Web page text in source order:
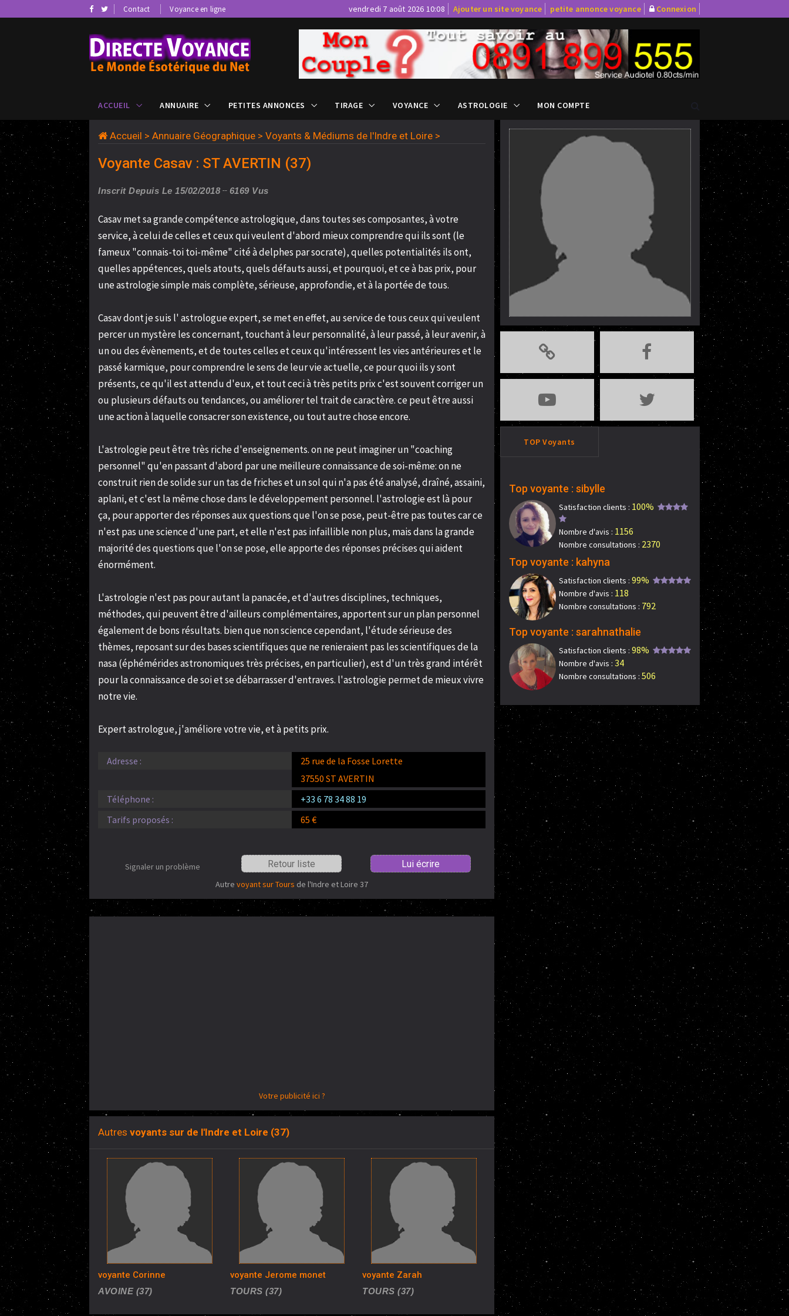
Contact Voyance en ligne vendredi 7 août 2026 10:08 Ajouter un site voyance petite annonce voyance Connexion
ACCUEIL ANNUAIRE PETITES ANNONCES TIRAGE VOYANCE ASTROLOGIE MON COMPTE
Accueil > Annuaire Géographique > Voyants & Médiums de l'Indre et Loire >
Voyante Casav : ST AVERTIN (37)
Inscrit Depuis Le 15/02/2018 6169 Vus
Casav met sa grande compétence astrologique, dans toutes ses composantes, à votre
service, à celui de celles et ceux qui veulent d'abord mieux comprendre qui ils sont (le
fameux "connais-toi toi-même" cité à delphes par socrate), quelles potentialités ils ont,
quelles appétences, quels atouts, quels défauts aussi, et pourquoi, et ce à bas prix, pour
une astrologie simple mais complète, sérieuse, approfondie, et à la portée de tous.
Casav dont je suis l' astrologue expert, se met en effet, au service de tous ceux qui veulent
percer un mystère les concernant, touchant à leur personnalité, à leur passé, à leur avenir, à
un ou des évènements, et de toutes celles et ceux qu'intéressent les vies antérieures et le
passé karmique, pour comprendre le sens de leur vie actuelle, ce pour quoi ils y sont
présents, ce qu'il est attendu d'eux, et tout ceci à très petits prix c'est souvent corriger un
ou plusieurs défauts ou tendances, ou améliorer tel trait de caractère. ce peut être aussi
une action à laquelle consacrer son existence, ou tout autre chose encore.
L'astrologie peut être très riche d'enseignements. on ne peut imaginer un "coaching
personnel" qu'en passant d'abord par une meilleure connaissance de soi-même: on ne
construit rien de solide sur un tas de friches et un sol qui n'a pas été analysé, draîné, assaini,
aplani, et c'est la même chose dans le développement personnel. l'astrologie est là pour
ça, pour apporter des réponses aux questions que l'on se pose, peut-être pas toutes car ce
n'est pas une science d'une part, et elle n'est pas infaillible non plus, mais dans la grande
majorité des questions que l'on se pose, elle apporte des réponses précises qui aident
énormément.
L'astrologie n'est pas pour autant la panacée, et d'autres disciplines, techniques,
méthodes, qui peuvent être d'ailleurs complémentaires, apportent sur un plan personnel
également de bons résultats. bien que non science cependant, l'étude sérieuse des
thèmes, reposant sur des bases scientifiques que ne renieraient pas les scientifiques de la
nasa (éphémérides astronomiques très précises, en particulier), est d'un très grand intérêt
pour la connaissance de soi et se débarrasser d'entraves. l'astrologie permet de mieux vivre
notre vie.
Expert astrologue, j'améliore votre vie, et à petits prix.
Adresse :
25 rue de la Fosse Lorette
37550 ST AVERTIN
Téléphone :
+33 6 78 34 88 19
Tarifs proposés :
65 €
Signaler un problème Retour liste Lui écrire
Autre voyant sur Tours de l'Indre et Loire 37
Votre publicité ici ?
Autres voyants sur de l'Indre et Loire (37)
voyante Corinne
AVOINE (37)
voyante Jerome monet
TOURS (37)
voyante Zarah
TOURS (37)
TOP Voyants
Top voyante : sibylle
Satisfaction clients : 100%
Nombre d'avis : 1156
Nombre consultations : 2370
Top voyante : kahyna
Satisfaction clients : 99%
Nombre d'avis : 118
Nombre consultations : 792
Top voyante : sarahnathalie
Satisfaction clients : 98%
Nombre d'avis : 34
Nombre consultations : 506